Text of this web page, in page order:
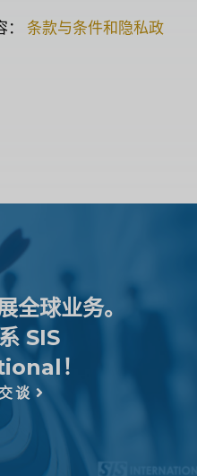
： 条款与条件和隐私政
全球业务。
SIS
！
谈